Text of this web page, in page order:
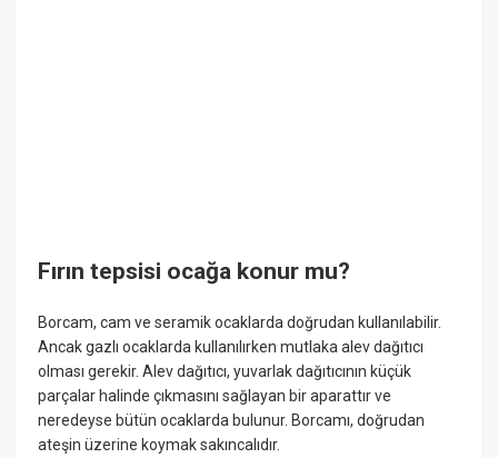
Fırın tepsisi ocağa konur mu?
Borcam, cam ve seramik ocaklarda doğrudan kullanılabilir.
Ancak gazlı ocaklarda kullanılırken mutlaka alev dağıtıcı
olması gerekir. Alev dağıtıcı, yuvarlak dağıtıcının küçük
parçalar halinde çıkmasını sağlayan bir aparattır ve
neredeyse bütün ocaklarda bulunur. Borcamı, doğrudan
ateşin üzerine koymak sakıncalıdır.